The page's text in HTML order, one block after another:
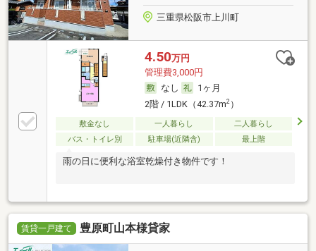
三重県松阪市上川町
4.50万円
管理費3,000円
なし
1ヶ月
2階 / 1LDK（42.37m2）
敷金なし 一人暮らし
二人暮らし
バス・トイレ別
駐車場(近隣含) 最上階
雨の日に便利な浴室乾燥付き物件です！
賃貸一戸建て 豊原町山本様貸家